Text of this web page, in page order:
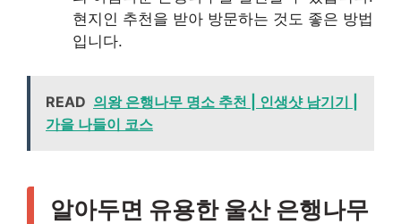
현지인 추천을 받아 방문하는 것도 좋은 방법
입니다.
READ 의왕 은행나무 명소 추천 | 인생샷 남기기 |
가을 나들이 코스
알아두면 유용한 울산 은행나무